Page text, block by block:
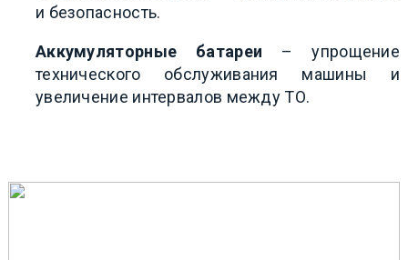
и безопасность.
Аккумуляторные батареи – упрощение
технического обслуживания машины и
увеличение интервалов между ТО.